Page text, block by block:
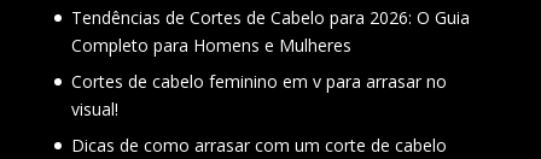
Tendências de Cortes de Cabelo para 2026: O Guia
Completo para Homens e Mulheres
Cortes de cabelo feminino em v para arrasar no
visual!
Dicas de como arrasar com um corte de cabelo